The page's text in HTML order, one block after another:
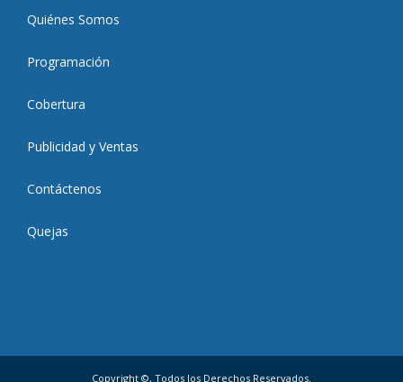
Quiénes Somos
Programación
Cobertura
Publicidad y Ventas
Contáctenos
Quejas
Copyright ©, Todos los Derechos Reservados.